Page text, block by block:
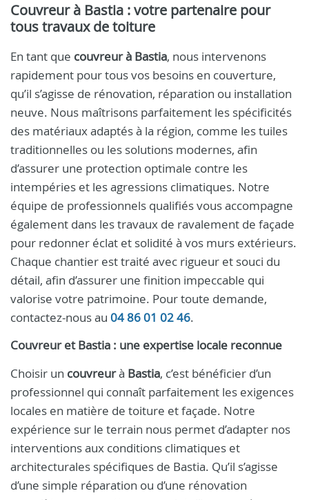
Couvreur à Bastia : votre partenaire pour
tous travaux de toiture
En tant que couvreur à Bastia, nous intervenons
rapidement pour tous vos besoins en couverture,
qu’il s’agisse de rénovation, réparation ou installation
neuve. Nous maîtrisons parfaitement les spécificités
des matériaux adaptés à la région, comme les tuiles
traditionnelles ou les solutions modernes, afin
d’assurer une protection optimale contre les
intempéries et les agressions climatiques. Notre
équipe de professionnels qualifiés vous accompagne
également dans les travaux de ravalement de façade
pour redonner éclat et solidité à vos murs extérieurs.
Chaque chantier est traité avec rigueur et souci du
détail, afin d’assurer une finition impeccable qui
valorise votre patrimoine. Pour toute demande,
contactez-nous au 04 86 01 02 46.
Couvreur et Bastia : une expertise locale reconnue
Choisir un couvreurà Bastia, c’est bénéficier d’un
professionnel qui connaît parfaitement les exigences
locales en matière de toiture et façade. Notre
expérience sur le terrain nous permet d’adapter nos
interventions aux conditions climatiques et
architecturales spécifiques de Bastia. Qu’il s’agisse
d’une simple réparation ou d’une rénovation